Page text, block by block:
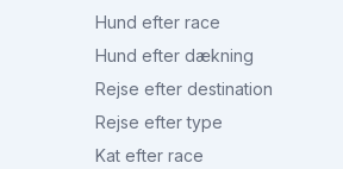
Hund efter race
Hund efter dækning
Rejse efter destination
Rejse efter type
Kat efter race